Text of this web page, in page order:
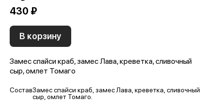
430 ₽
В корзину
Замес спайси краб, замес Лава, креветка, сливочный
сыр, омлет Томаго
СоставЗамес спайси краб, замес Лава, креветка, сливочный
сыр, омлет Томаго.